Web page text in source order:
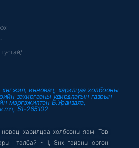
инновац, харилцаа холбооны
захиргааны удирдлагын газрын
мэргэжилтэн Б.Уранзаяа,
51-265102
харилцаа холбооны яам, Төв
талбай - 1, Энх тайвны өргөн